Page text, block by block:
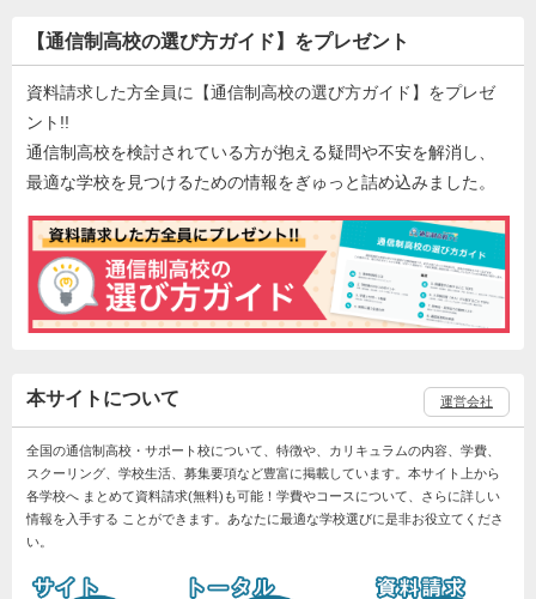
【通信制高校の選び方ガイド】をプレゼント
資料請求した方全員に【通信制高校の選び方ガイド】をプレゼ
ント!!
通信制高校を検討されている方が抱える疑問や不安を解消し、
最適な学校を見つけるための情報をぎゅっと詰め込みました。
本サイトについて 運営会社
全国の通信制高校・サポート校について、特徴や、カリキュラムの内容、学費、
スクーリング、学校生活、募集要項など豊富に掲載しています。本サイト上から
各学校へ まとめて資料請求(無料)も可能！学費やコースについて、さらに詳しい
情報を入手する ことができます。あなたに最適な学校選びに是非お役立てくださ
い。